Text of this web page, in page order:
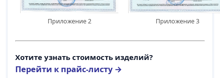
Приложение 2 Приложение 3
Хотите узнать стоимость изделий?
Перейти к прайс-листу →